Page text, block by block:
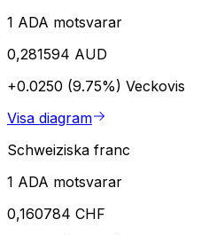
1 ADA motsvarar
0,281594 AUD
+0.0250 (9.75%) Veckovis
Visa diagram
Schweiziska franc
1 ADA motsvarar
0,160784 CHF